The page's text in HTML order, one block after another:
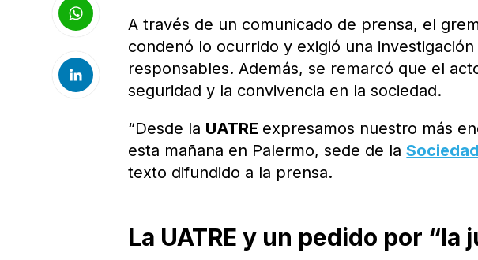
A través de un comunicado de prensa, el
condenó lo ocurrido y exigió una
responsables. Además, se remarcó que el
seguridad y la convivencia en la sociedad.
“Desde la UATRE expresamos nuestro más
esta mañana en Palermo, sede de la
texto difundido a la prensa.
La UATRE y un pedido por “la